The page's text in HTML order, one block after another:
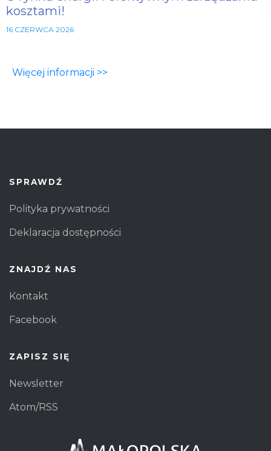
kosztami!
16 CZERWCA 2026
Więcej informacji >>
SPRAWDŹ
Polityka prywatności
Deklaracja dostępności
ZNAJDŹ NAS
Kontakt
Facebook
ZAPISZ SIĘ
Newsletter
Atom/RSS